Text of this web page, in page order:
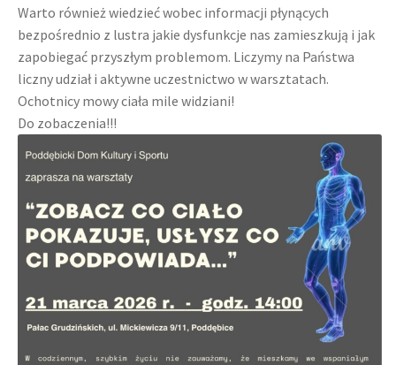
Warto również wiedzieć wobec informacji płynących
bezpośrednio z lustra jakie dysfunkcje nas zamieszkują i jak
zapobiegać przyszłym problemom. Liczymy na Państwa
liczny udział i aktywne uczestnictwo w warsztatach.
Ochotnicy mowy ciała mile widziani!
Do zobaczenia!!!